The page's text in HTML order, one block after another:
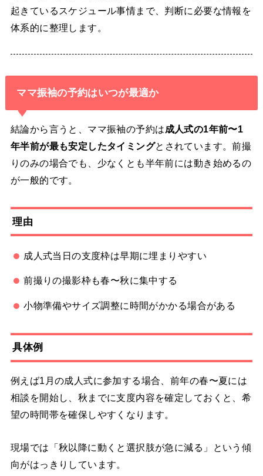
起きているスケジュール事情まで、判断に必要な情報を
体系的に整理します。
ママ振袖の予約はいつが最適か
結論から言うと、ママ振袖の予約は成人式の1年前〜1
年半前が最も安定したタイミングとされています。前撮
りのみの場合でも、少なくとも半年前には動き始めるの
が一般的です。
理由
成人式当日の支度枠は早期に埋まりやすい
前撮りの撮影枠も春〜秋に集中する
小物準備やサイズ調整に時間がかかる場合がある
具体例
例えば1月の成人式に参加する場合、前年の春〜夏には
相談を開始し、秋までに支度内容を確定しておくと、希
望の時間帯を確保しやすくなります。
現場では「秋以降に動くと選択肢が急に減る」という傾
向がはっきりしています。